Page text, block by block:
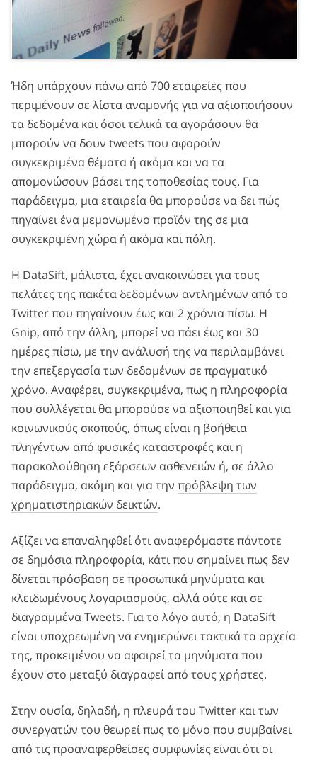
Ήδη υπάρχουν πάνω από 700 εταιρείες που
περιμένουν σε λίστα αναμονής για να αξιοποιήσουν
τα δεδομένα και όσοι τελικά τα αγοράσουν θα
μπορούν να δουν tweets που αφορούν
συγκεκριμένα θέματα ή ακόμα και να τα
απομονώσουν βάσει της τοποθεσίας τους. Για
παράδειγμα, μια εταιρεία θα μπορούσε να δει πώς
πηγαίνει ένα μεμονωμένο προϊόν της σε μια
συγκεκριμένη χώρα ή ακόμα και πόλη.
Η DataSift, μάλιστα, έχει ανακοινώσει για τους
πελάτες της πακέτα δεδομένων αντλημένων από το
Twitter που πηγαίνουν έως και 2 χρόνια πίσω. Η
Gnip, από την άλλη, μπορεί να πάει έως και 30
ημέρες πίσω, με την ανάλυσή της να περιλαμβάνει
την επεξεργασία των δεδομένων σε πραγματικό
χρόνο. Αναφέρει, συγκεκριμένα, πως η πληροφορία
που συλλέγεται θα μπορούσε να αξιοποιηθεί και για
κοινωνικούς σκοπούς, όπως είναι η βοήθεια
πληγέντων από φυσικές καταστροφές και η
παρακολούθηση εξάρσεων ασθενειών ή, σε άλλο
παράδειγμα, ακόμη και για την πρόβλεψη των
χρηματιστηριακών δεικτών.
Αξίζει να επαναληφθεί ότι αναφερόμαστε πάντοτε
σε δημόσια πληροφορία, κάτι που σημαίνει πως δεν
δίνεται πρόσβαση σε προσωπικά μηνύματα και
κλειδωμένους λογαριασμούς, αλλά ούτε και σε
διαγραμμένα Tweets. Για το λόγο αυτό, η DataSift
είναι υποχρεωμένη να ενημερώνει τακτικά τα αρχεία
της, προκειμένου να αφαιρεί τα μηνύματα που
έχουν στο μεταξύ διαγραφεί από τους χρήστες.
Στην ουσία, δηλαδή, η πλευρά του Twitter και των
συνεργατών του θεωρεί πως το μόνο που συμβαίνει
από τις προαναφερθείσες συμφωνίες είναι ότι οι